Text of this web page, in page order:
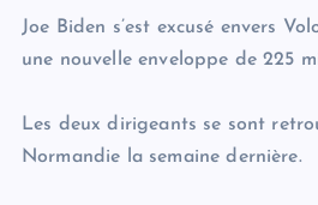
Joe Biden s’est excusé envers
une nouvelle enveloppe de 225
Les deux dirigeants se sont
Normandie la semaine dernière.